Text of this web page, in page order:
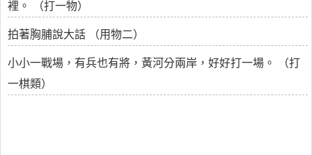
裡。 （打一物）
拍著胸脯說大話 （用物二）
小小一戰場，有兵也有將，黃河分兩岸，好好打一場。 （打
一棋類）